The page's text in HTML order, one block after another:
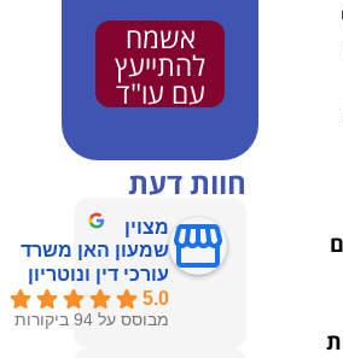
אשמח
להתייעץ
עם עו"ד
חוות דעת
מצוין
שמעון האן משרד
עורכי דין ונוטריון
5.0
מבוסס על 94 ביקורות